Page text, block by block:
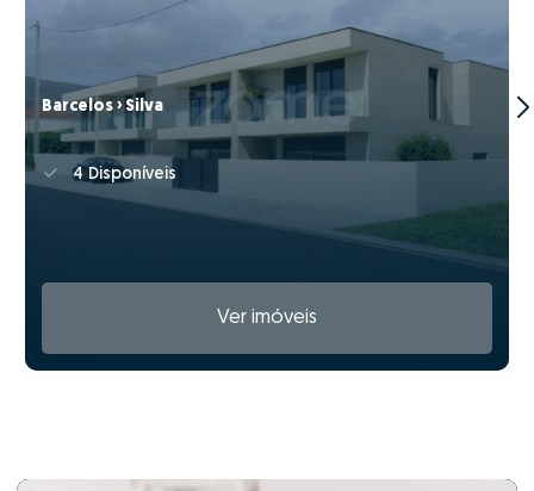
Barcelos › Silva
4 Disponíveis
Ver imóveis